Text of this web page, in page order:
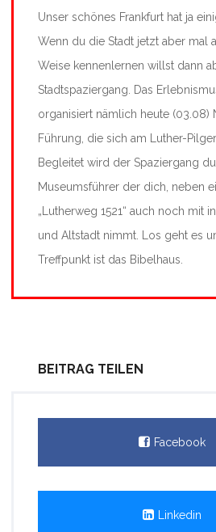
Unser schönes Frankfurt hat ja
Wenn du die Stadt jetzt aber mal
Weise kennenlernen willst dann
Stadtspaziergang. Das
organisiert nämlich heute (03.08)
Führung, die sich am Luther-
Begleitet wird der Spaziergang
Museumsführer der dich, neben
„Lutherweg 1521“ auch noch mit
und Altstadt nimmt. Los geht es
Treffpunkt ist das Bibelhaus.
BEITRAG TEILEN
Facebook
Linkedin